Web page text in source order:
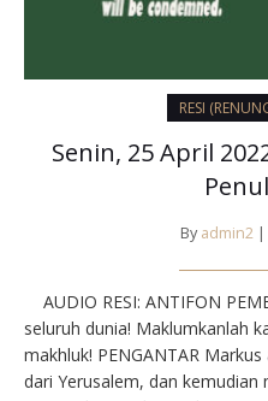
RESI
Senin, 25 April
By admin2 |
AUDIO RESI: ANTIFON
seluruh dunia! Maklumkanlah
makhluk! PENGANTAR
dari Yerusalem, dan